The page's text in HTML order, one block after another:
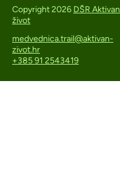
Copyright 2026 DŠR Aktivan
život
medvednica.trail@aktivan-
zivot.hr
+385 91 2543419